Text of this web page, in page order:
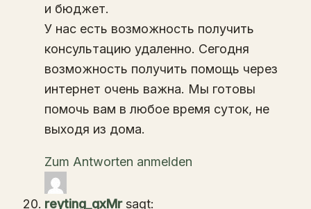
и бюджет.
У нас есть возможность получить
консультацию удаленно. Сегодня
возможность получить помощь через
интернет очень важна. Мы готовы
помочь вам в любое время суток, не
выходя из дома.
Zum Antworten anmelden
reyting_qxMr sagt: